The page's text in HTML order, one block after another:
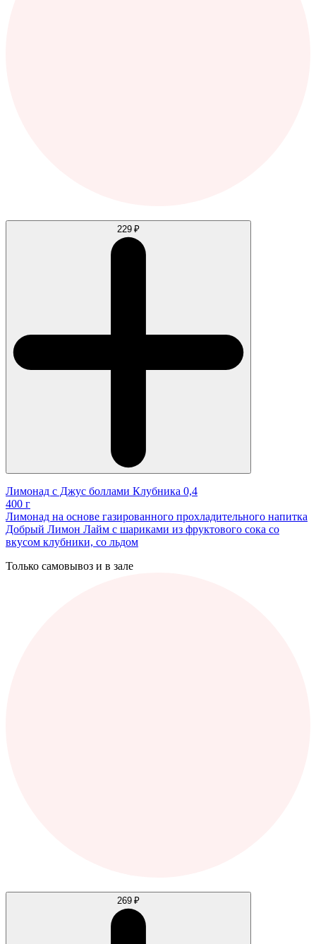
229 ₽
Лимонад с Джус боллами Клубника 0,4
400 г
Лимонад на основе газированного прохладительного напитка
Добрый Лимон Лайм с шариками из фруктового сока со
вкусом клубники, со льдом
Только самовывоз и в зале
269 ₽